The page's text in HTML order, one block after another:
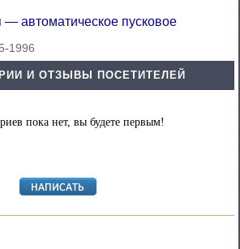
— автоматическое пусковое
1996
И ОТЗЫВЫ ПОСЕТИТЕЛЕЙ
пока нет, вы будете первым!